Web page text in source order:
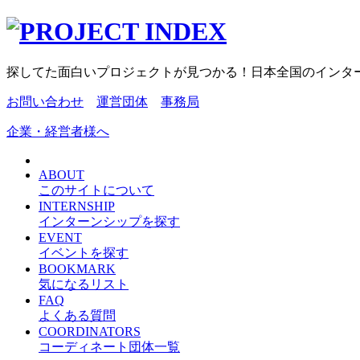
探してた面白いプロジェクトが見つかる！日本全国のインタ
お問い合わせ 運営団体 事務局
企業・経営者様へ
ABOUT
このサイトについて
INTERNSHIP
インターンシップを探す
EVENT
イベントを探す
BOOKMARK
気になるリスト
FAQ
よくある質問
COORDINATORS
コーディネート団体一覧